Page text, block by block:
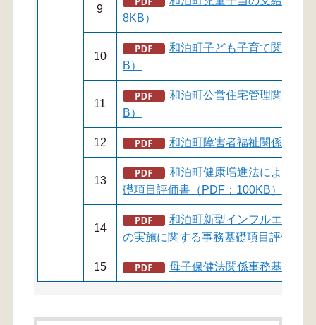
9
8KB）
10
和泊町子ども子育て関連事
B）
11
和泊町公営住宅管理関係事
B）
12 和泊町障害者福祉関係事務
13
和泊町健康増進法による健
礎項目評価書（PDF：100KB）
14
和泊町新型インフルエンザ
の実施に関する事務基礎項目評価書
15 母子保健法関係事務基礎項